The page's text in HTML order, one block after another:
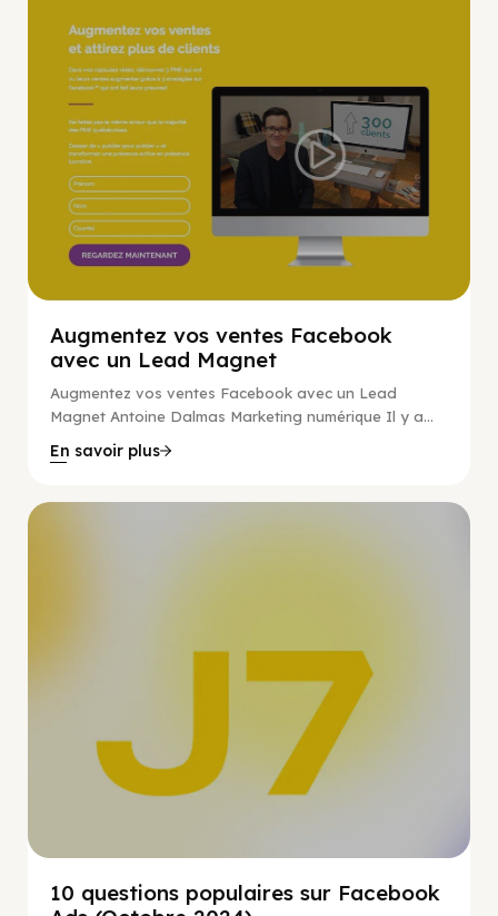
Augmentez vos ventes Facebook
avec un Lead Magnet
Augmentez vos ventes Facebook avec un Lead
Magnet Antoine Dalmas Marketing numérique Il y a...
En savoir plus
10 questions populaires sur Facebook